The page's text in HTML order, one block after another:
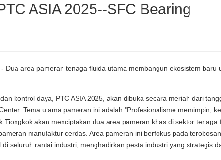
ASIA 2025--SFC Bearing
Dua area pameran tenaga fluida utama membangun ekosistem baru
kontrol daya, PTC ASIA 2025, akan dibuka secara meriah dari
Tema utama pameran ini adalah "Profesionalisme memimpin,
Tiongkok akan menciptakan dua area pameran khas di sektor tenaga
manufaktur cerdas. Area pameran ini berfokus pada
seluruh rantai industri, menghadirkan pesta industri yang strategis